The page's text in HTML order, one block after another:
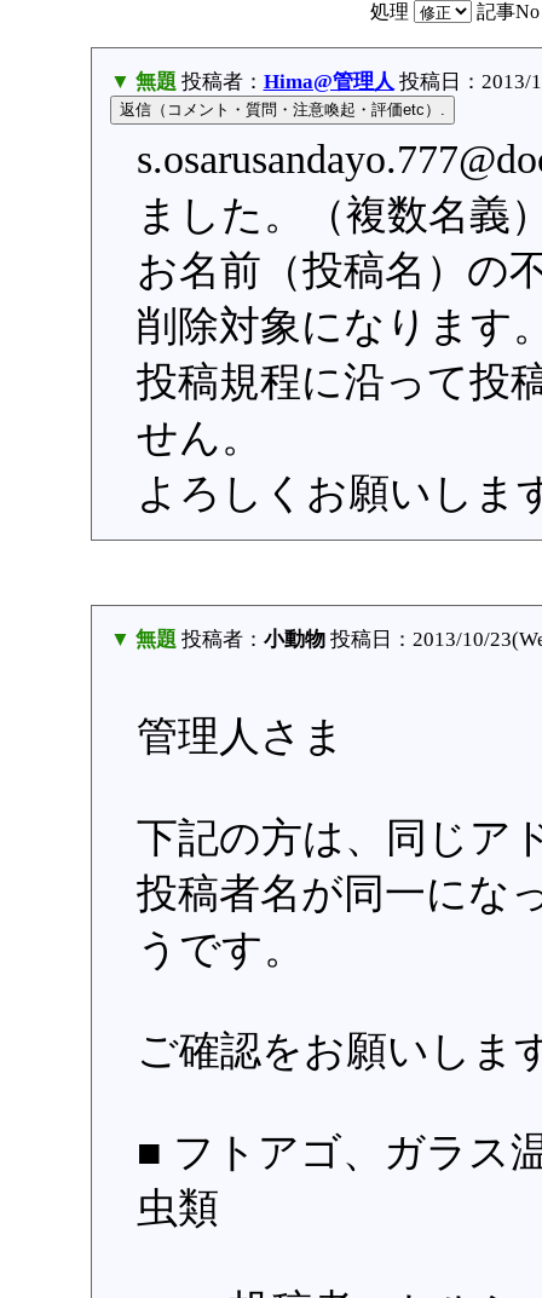
処理 記事
▼ 無題 投稿者： Hima@管理人 投稿日：2013/
ました。（複数名義
お名前（投稿名）の
削除対象になります
投稿規程に沿って投
せん。
よろしくお願いしま
▼ 無題 投稿者： 小動物投稿日：2013/10/
管理人さま
下記の方は、同じア
投稿者名が同一にな
うです。
ご確認をお願いしま
■ フトアゴ、ガラ
虫類